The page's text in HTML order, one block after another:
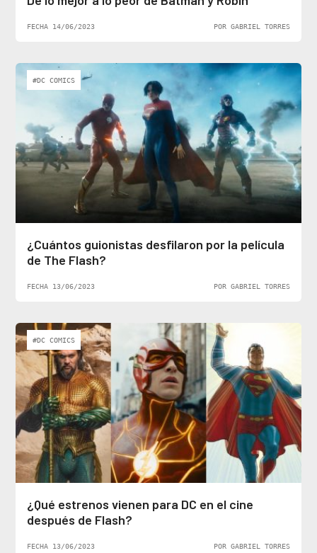
FECHA 14/06/2023 POR GABRIEL TORRES
#DC COMICS
¿Cuántos guionistas desfilaron por la película
de The Flash?
FECHA 13/06/2023 POR GABRIEL TORRES
#DC COMICS
¿Qué estrenos vienen para DC en el cine
después de Flash?
FECHA 13/06/2023 POR GABRIEL TORRES